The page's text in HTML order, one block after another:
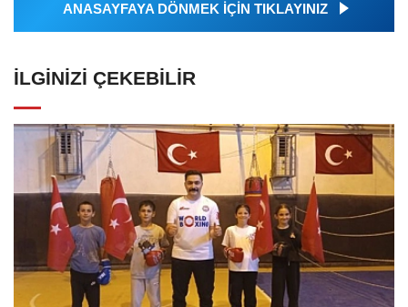
ANASAYFAYA DÖNMEK İÇİN TIKLAYINIZ
İLGINIZI ÇEKEBILIR